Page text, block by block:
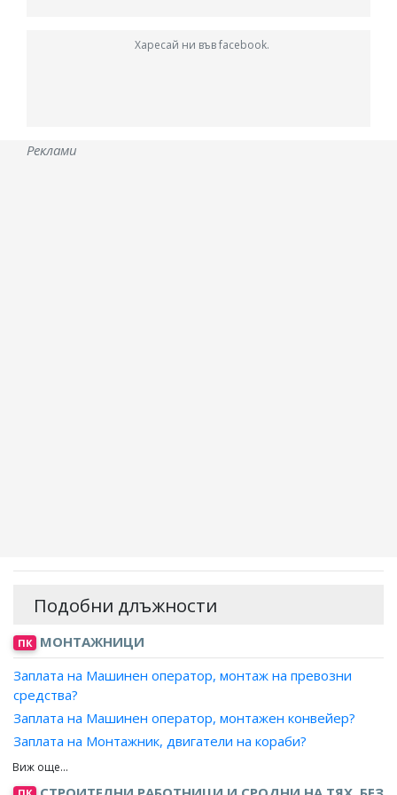
Харесай ни във facebook.
Реклами
Подобни длъжности
ПК МОНТАЖНИЦИ
Заплата на Машинен оператор, монтаж на превозни
средства?
Заплата на Машинен оператор, монтажен конвейер?
Заплата на Монтажник, двигатели на кораби?
Заплата на Монтажник, двигатели на моторни превозни
средства?